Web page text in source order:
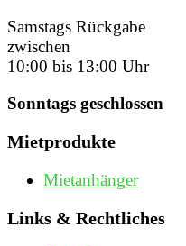
Samstags Rückgabe
zwischen
10:00 bis 13:00 Uhr
Sonntags geschlossen
Mietprodukte
Mietanhänger
Links & Rechtliches